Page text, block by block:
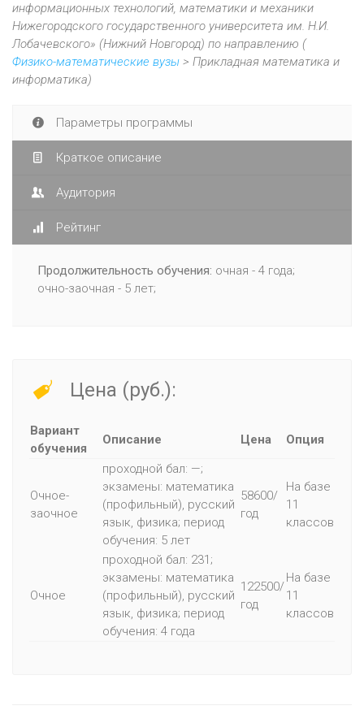
информационных технологий, математики и механики
Нижегородского государственного университета им. Н.И.
Лобачевского» (Нижний Новгород) по направлению (
Физико-математические вузы > Прикладная математика и
информатика)
Параметры программы
Краткое описание
Аудитория
Рейтинг
Продолжительность обучения: очная - 4 года;
очно-заочная - 5 лет;
Цена (руб.):
Вариант
обучения
Описание Цена Опция
Очное-
заочное
проходной бал: —;
экзамены: математика
(профильный), русский
язык, физика; период
обучения: 5 лет
58600/
год
На базе
11
классов
Очное
проходной бал: 231;
экзамены: математика
(профильный), русский
язык, физика; период
обучения: 4 года
122500/
год
На базе
11
классов